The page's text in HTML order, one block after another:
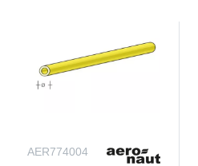
AER774004